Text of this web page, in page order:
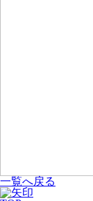
一覧へ戻る